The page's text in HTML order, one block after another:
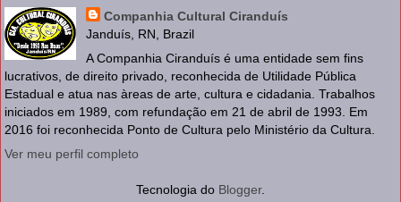
Companhia Cultural Ciranduís
Janduís, RN, Brazil
A Companhia Ciranduís é uma entidade sem fins
lucrativos, de direito privado, reconhecida de Utilidade Pública
Estadual e atua nas àreas de arte, cultura e cidadania. Trabalhos
iniciados em 1989, com refundação em 21 de abril de 1993. Em
2016 foi reconhecida Ponto de Cultura pelo Ministério da Cultura.
Ver meu perfil completo
Tecnologia do Blogger.